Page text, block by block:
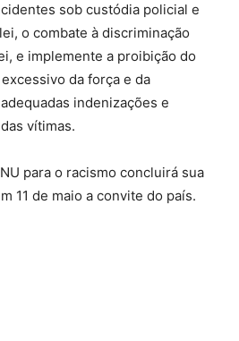
sob custódia policial e
o combate à discriminação
e implemente a proibição do
da força e da
indenizações e
vítimas.
para o racismo concluirá sua
11 de maio a convite do país.